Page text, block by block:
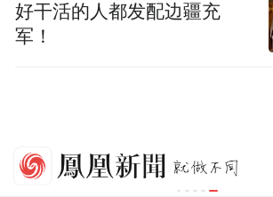
捕捉烟火，心连山海：苏小小获
评文旅品牌国际论坛“文化传播
好干活的人都发配边疆充
军！